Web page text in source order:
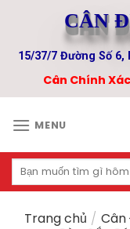
content
CÂN
15/37/7 Đường Số 6,
Cân Chính
MENU
Tìm
kiếm:
Trang chủ / Cân